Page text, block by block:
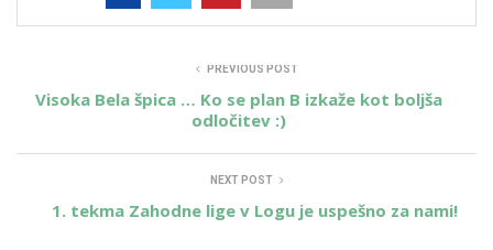
PREVIOUS POST
Visoka Bela špica … Ko se plan B izkaže kot boljša
odločitev :)
NEXT POST
1. tekma Zahodne lige v Logu je uspešno za nami!